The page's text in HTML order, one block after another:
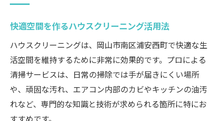
快適空間を作るハウスクリーニング活用法
ハウスクリーニングは、岡山市南区浦安西町で快適な生
活空間を維持するために非常に効果的です。プロによる
清掃サービスは、日常の掃除では手が届きにくい場所
や、頑固な汚れ、エアコン内部のカビやキッチンの油汚
れなど、専門的な知識と技術が求められる箇所に特にお
すすめです。